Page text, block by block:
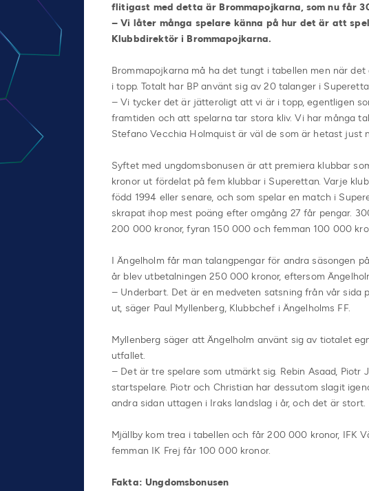
flitigast med detta är Brommapojkarna, som nu får
– Vi låter många spelare känna på hur det är att
Klubbdirektör i Brommapojkarna.
Brommapojkarna må ha det tungt i tabellen men när
i topp. Totalt har BP använt sig av 20 talanger i
– Vi tycker det är jätteroligt att vi är i topp, egentligen
framtiden och att spelarna tar stora kliv. Vi har många
Stefano Vecchia Holmquist är väl de som är hetast just
Syftet med ungdomsbonusen är att premiera klubbar
kronor ut fördelat på fem klubbar i Superettan. Varje
född 1994 eller senare, och som spelar en match i
skrapat ihop mest poäng efter omgång 27 får pengar.
200 000 kronor, fyran 150 000 och femman 100 000
I Ängelholm får man talangpengar för andra säsongen
år blev utbetalningen 250 000 kronor, eftersom
– Underbart. Det är en medveten satsning från vår
ut, säger Paul Myllenberg, Klubbchef i Ängelholms FF.
Myllenberg säger att Ängelholm använt sig av tiotalet
utfallet.
– Det är tre spelare som utmärkt sig. Rebin Asaad, Piotr
startspelare. Piotr och Christian har dessutom slagit
andra sidan uttagen i Iraks landslag i år, och det är stort.
Mjällby kom trea i tabellen och får 200 000 kronor, IFK
femman IK Frej får 100 000 kronor.
Fakta: Ungdomsbonusen